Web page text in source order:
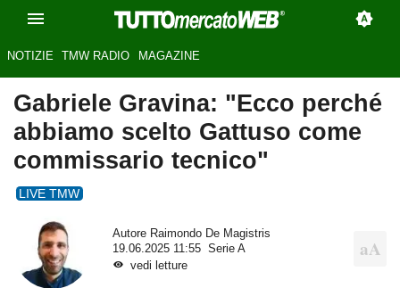
NOTIZIE TMW RADIO MAGAZINE
Gabriele Gravina: "Ecco perché
abbiamo scelto Gattuso come
commissario tecnico"
LIVE TMW
Autore Raimondo De Magistris
19.06.2025 11:55
Serie A
vedi letture